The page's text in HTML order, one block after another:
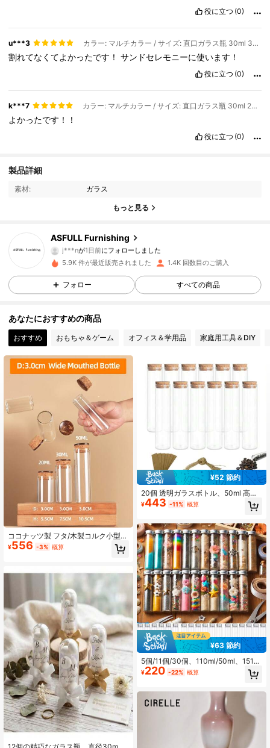
役に立つ (0)
u***3 カラー: マルチカラー / サイズ: 直口ガラス瓶 30ml 30本
割れてなくてよかったです！サンドセレモニーに使います！
役に立つ (0)
k***7 カラー: マルチカラー / サイズ: 直口ガラス瓶 30ml 20本
よかったです！！
役に立つ (0)
製品詳細
素材: ガラス
もっと見る
ASFULL Furnishing
554 フォロワー
1日前
にフォローしました
4.91
554 フォロワー
4.91 554 フォロワー
4.91 554 フォロワー
4.91 554 フォロワー
554 フォロワー
4.91 554 フォロワー
4.91
5.9K 件が最近販売されました 1.4K 回数目のご購入
フォロー すべての商品
あなたにおすすめの商品
おすすめ おもちゃ＆ゲーム オフィス＆学用品 家庭用工具＆DIY
ココナッツ製 フタ/木製コルク小型ガ
ラス瓶6個セット、50ml長瓶、コル
ク付きガラス長瓶、コルク付きバイ
¥556 -3% 概算
¥52 節約
20個 透明ガラスボトル、50ml 高い
ボトル 木製ストッパー付き、DIYミ
ニガラスボトル、メッセージガラス
納ボトル、ウェディングデコレーシ
ョン パーティーギフト、誕生日・卒
業祝いのベストギフト
¥443 -11% 概算
¥63 節約
5個/11個/30個、110ml/50ml、151x
34mm/108x28mm 透明フラット プ
ラスチック テストチューブ ボトル
に最適 色砂、グリッターパウダー、
小さな装飾用星、ドライフラワー、
ミニ貝殻、ビーズなどの保管に。キ
ャンディージュエリー、ミニベー
ス、パーティーの好意品、科学実験
小物などにも適しています。
¥220 -22% 概算